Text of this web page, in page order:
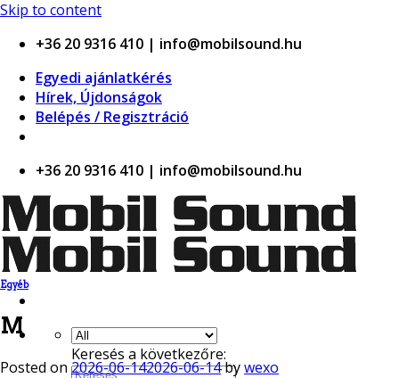
Skip to content
+36 20 9316 410 | info@mobilsound.hu
Egyedi ajánlatkérés
Hírek, Újdonságok
Belépés / Regisztráció
+36 20 9316 410 | info@mobilsound.hu
Keresés a következőre:
Egyéb
M
Posted on 2026-06-142026-06-14bywexo